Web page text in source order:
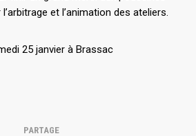
et l’animation des ateliers.
25 janvier à Brassac
PARTAGE